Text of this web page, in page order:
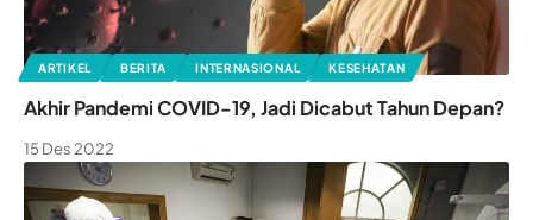
ARTIKEL BERITA INTERNASIONAL KESEHATAN
Akhir Pandemi COVID-19, Jadi Dicabut Tahun Depan?
15 Des 2022